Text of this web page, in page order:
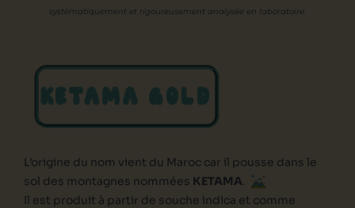
systématiquement et rigoureusement analysée en laboratoire.
KETAMA GOLD
L’origine du nom vient du Maroc car il pousse dans le
sol des montagnes nommées KETAMA.
Il est produit à partir de souche indica et comme